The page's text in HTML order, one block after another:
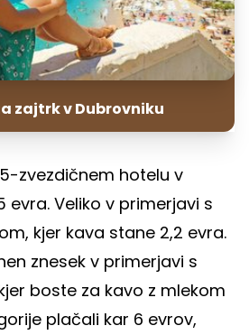
zajtrk v Dubrovniku
zvezdičnem hotelu v
evra. Veliko v primerjavi s
kjer kava stane 2,2 evra.
znesek v primerjavi s
boste za kavo z mlekom
plačali kar 6 evrov,